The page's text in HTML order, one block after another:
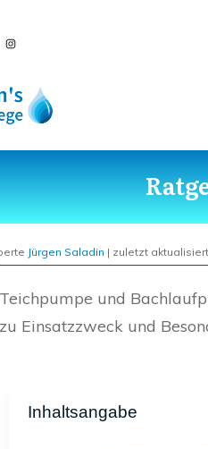
Jürgen Saladin | zuletzt
und
Einsatzzweck und
Inhaltsangabe